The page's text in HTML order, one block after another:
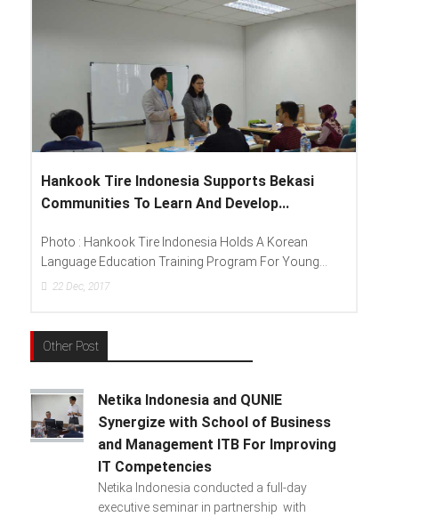
Hankook Tire Indonesia Supports Bekasi
Communities To Learn And Develop...
Photo : Hankook Tire Indonesia Holds A Korean
Language Education Training Program For Young...
22 Dec, 2017
Other Post
Netika Indonesia and QUNIE
Synergize with School of Business
and Management ITB For Improving
IT Competencies
Netika Indonesia conducted a full-day
executive seminar in partnership with